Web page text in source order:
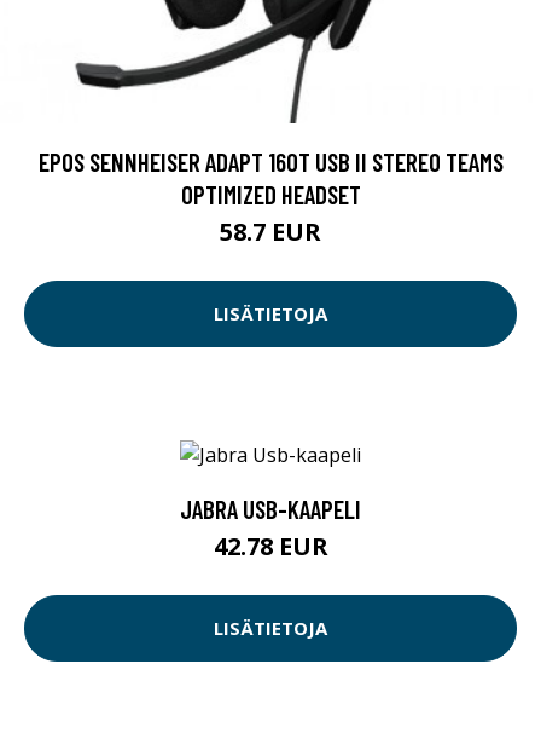
EPOS SENNHEISER ADAPT 160T USB II STEREO TEAMS
OPTIMIZED HEADSET
58.7 EUR
LISÄTIETOJA
JABRA USB-KAAPELI
42.78 EUR
LISÄTIETOJA